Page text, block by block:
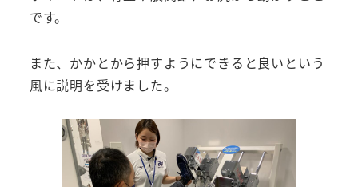
です。
また、かかとから押すようにできると良いという
風に説明を受けました。